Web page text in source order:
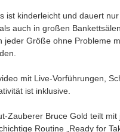
ist kinderleicht und dauert
auch in großen
jeder Größe ohne Probleme
mit Live-Vorführungen,
ist inklusive.
Zauberer Bruce Gold teilt
Routine „Ready for